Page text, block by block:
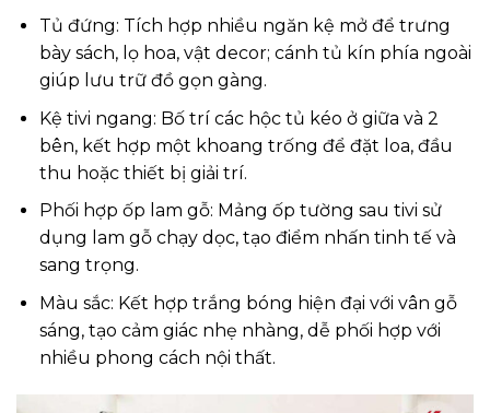
Tủ đứng: Tích hợp nhiều ngăn kệ mở để trưng
bày sách, lọ hoa, vật decor; cánh tủ kín phía ngoài
giúp lưu trữ đồ gọn gàng.
Kệ tivi ngang: Bố trí các hộc tủ kéo ở giữa và 2
bên, kết hợp một khoang trống để đặt loa, đầu
thu hoặc thiết bị giải trí.
Phối hợp ốp lam gỗ: Mảng ốp tường sau tivi sử
dụng lam gỗ chạy dọc, tạo điểm nhấn tinh tế và
sang trọng.
Màu sắc: Kết hợp trắng bóng hiện đại với vân gỗ
sáng, tạo cảm giác nhẹ nhàng, dễ phối hợp với
nhiều phong cách nội thất.